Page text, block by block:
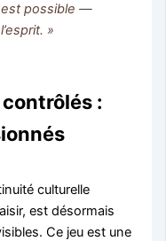
est possible —
»
:
culturelle
est désormais
Ce jeu est une